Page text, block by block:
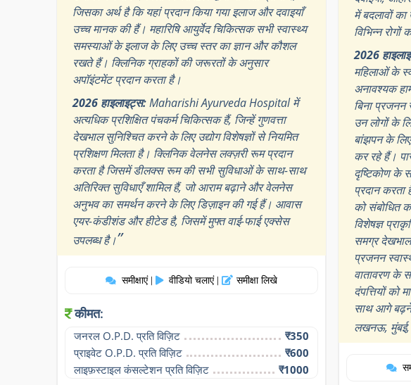
जिसका अर्थ है कि यहां प्रदान किया गया इलाज और दवाइयाँ
उच्च मानक की हैं। महारिषि आयुर्वेद चिकित्सक सभी स्वास्थ्य
समस्याओं के इलाज के लिए उच्च स्तर का ज्ञान और कौशल
रखते हैं। क्लिनिक ग्राहकों की जरूरतों के अनुसार
अपॉइंटमेंट प्रदान करता है।
2026 हाइलाइट्स:Maharishi Ayurveda Hospital में
अत्यधिक प्रशिक्षित पंचकर्म चिकित्सक हैं, जिन्हें गुणवत्ता
देखभाल सुनिश्चित करने के लिए उद्योग विशेषज्ञों से नियमित
प्रशिक्षण मिलता है। क्लिनिक वेलनेस लक्ज़री रूम प्रदान
करता है जिसमें डीलक्स रूम की सभी सुविधाओं के साथ-साथ
अतिरिक्त सुविधाएँ शामिल हैं, जो आराम बढ़ाने और वेलनेस
अनुभव का समर्थन करने के लिए डिज़ाइन की गई हैं। आवास
एयर-कंडीशंड और हीटेड है, जिसमें मुफ्त वाई-फाई एक्सेस
उपलब्ध है।”
समीक्षाएं | वीडियो चलाएं | समीक्षा लिखे
कीमत:
जनरल O.P.D. प्रति विज़िट
₹350
प्राइवेट O.P.D. प्रति विज़िट
₹600
लाइफ़स्टाइल कंसल्टेशन प्रति विज़िट
₹1000
में बदलावों
विभिन्न
2026
महिलाओं के
अनावश्यक
बिना
उन लोगों के
बांझपन के
कर रहे हैं।
दृष्टिकोण के
प्रदान
को संबोधित
विशेषज्ञ
समग्र
प्रजनन
वातावरण के
दंपत्तियों को
साथ आगे बढ़ने
लखनऊ, मुंबई,